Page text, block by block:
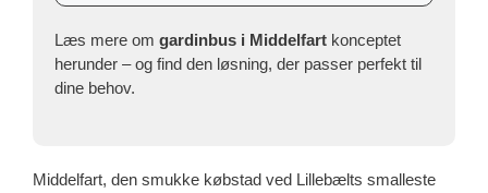
Læs mere om gardinbus i Middelfart konceptet
herunder – og find den løsning, der passer perfekt til
dine behov.
Middelfart, den smukke købstad ved Lillebælts smalleste